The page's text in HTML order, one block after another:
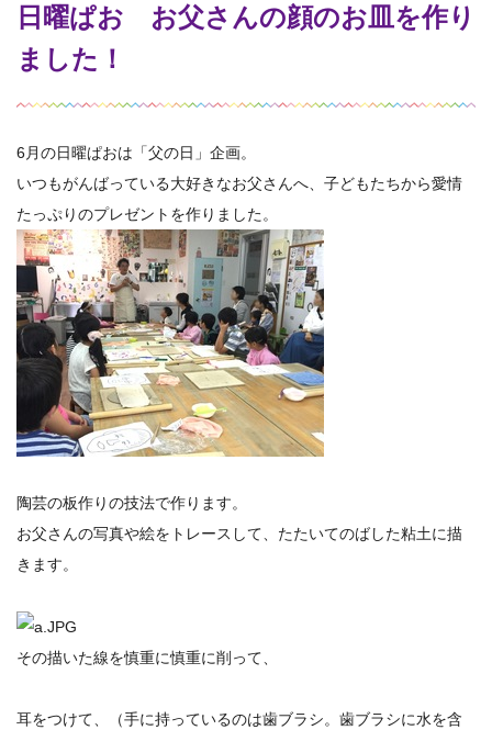
日曜ぱお お父さんの顔のお皿を作り
ました！
6月の日曜ぱおは「父の日」企画。
いつもがんばっている大好きなお父さんへ、子どもたちから愛情
たっぷりのプレゼントを作りました。
陶芸の板作りの技法で作ります。
お父さんの写真や絵をトレースして、たたいてのばした粘土に描
きます。
その描いた線を慎重に慎重に削って、
耳をつけて、（手に持っているのは歯ブラシ。歯ブラシに水を含